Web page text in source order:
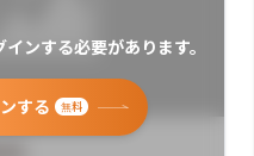
ンする必要があります。
する 無料